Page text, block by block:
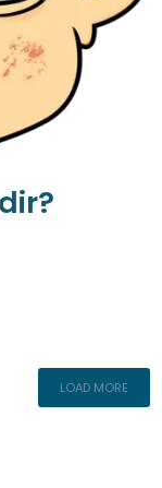
LOAD MORE